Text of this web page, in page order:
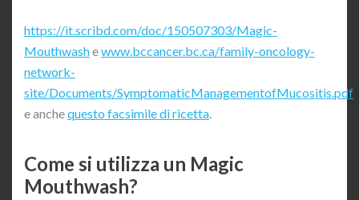
https://it.scribd.com/doc/150507303/Magic-
Mouthwashewww.bccancer.bc.ca/family-oncology-
network-
site/Documents/SymptomaticManagementofMucositis.pdf
e anchequesto facsimile di ricetta.
Come si utilizza un Magic
Mouthwash?